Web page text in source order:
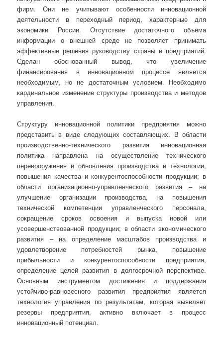
фирм. Они не учитывают особенности инновационной
деятельности в переходный период, характерные для
экономики России. Отсутствие достаточного объёма
информации о внешней среде не позволяет принимать
эффективные решения руководству страны и предприятий.
Сделан обоснованный вывод, что увеличение
финансирования в инновационном процессе является
необходимым, но не достаточным условием. Необходимо
кардинальное изменение структуры производства и методов
управления.
Структуру инновационной политики предприятия можно
представить в виде следующих составляющих. В области
производственно-технического развития инновационная
политика направлена на осуществление технического
перевооружения и обновления производства и технологии,
повышения качества и конкурентоспособности продукции; в
области организационно-управленческого развития – на
улучшение организации производства, на повышения
технической компетенции управленческого персонала,
сокращение сроков освоения и выпуска новой или
усовершенствованной продукции; в области экономического
развития – на определение масштабов производства и
удовлетворение потребностей рынка, повышение
прибыльности и конкурентоспособности предприятия,
определение целей развития в долгосрочной перспективе.
Основным инструментом достижения и поддержания
устойчиво-равновесного развития предприятия является
технология управления по результатам, которая выявляет
резервы предприятия, активно включает в процесс
инновационный потенциал.